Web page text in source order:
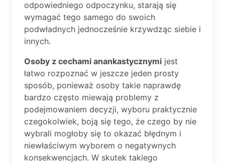
odpowiedniego odpoczynku, starają się
wymagać tego samego do swoich
podwładnych jednocześnie krzywdząc siebie i
innych.
Osoby z cechami anankastycznymi jest
łatwo rozpoznać w jeszcze jeden prosty
sposób, ponieważ osoby takie naprawdę
bardzo często miewają problemy z
podejmowaniem decyzji, wyboru praktycznie
czegokolwiek, boją się tego, że czego by nie
wybrali mogłoby się to okazać błędnym i
niewłaściwym wyborem o negatywnych
konsekwencjach. W skutek takiego